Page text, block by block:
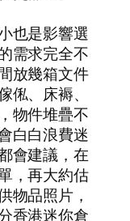
也是影響選
需求完全不
放幾箱文件
、床褥、
物件堆疊不
白白浪費迷
會建議，在
，再大約估
物品照片，
香港迷你倉